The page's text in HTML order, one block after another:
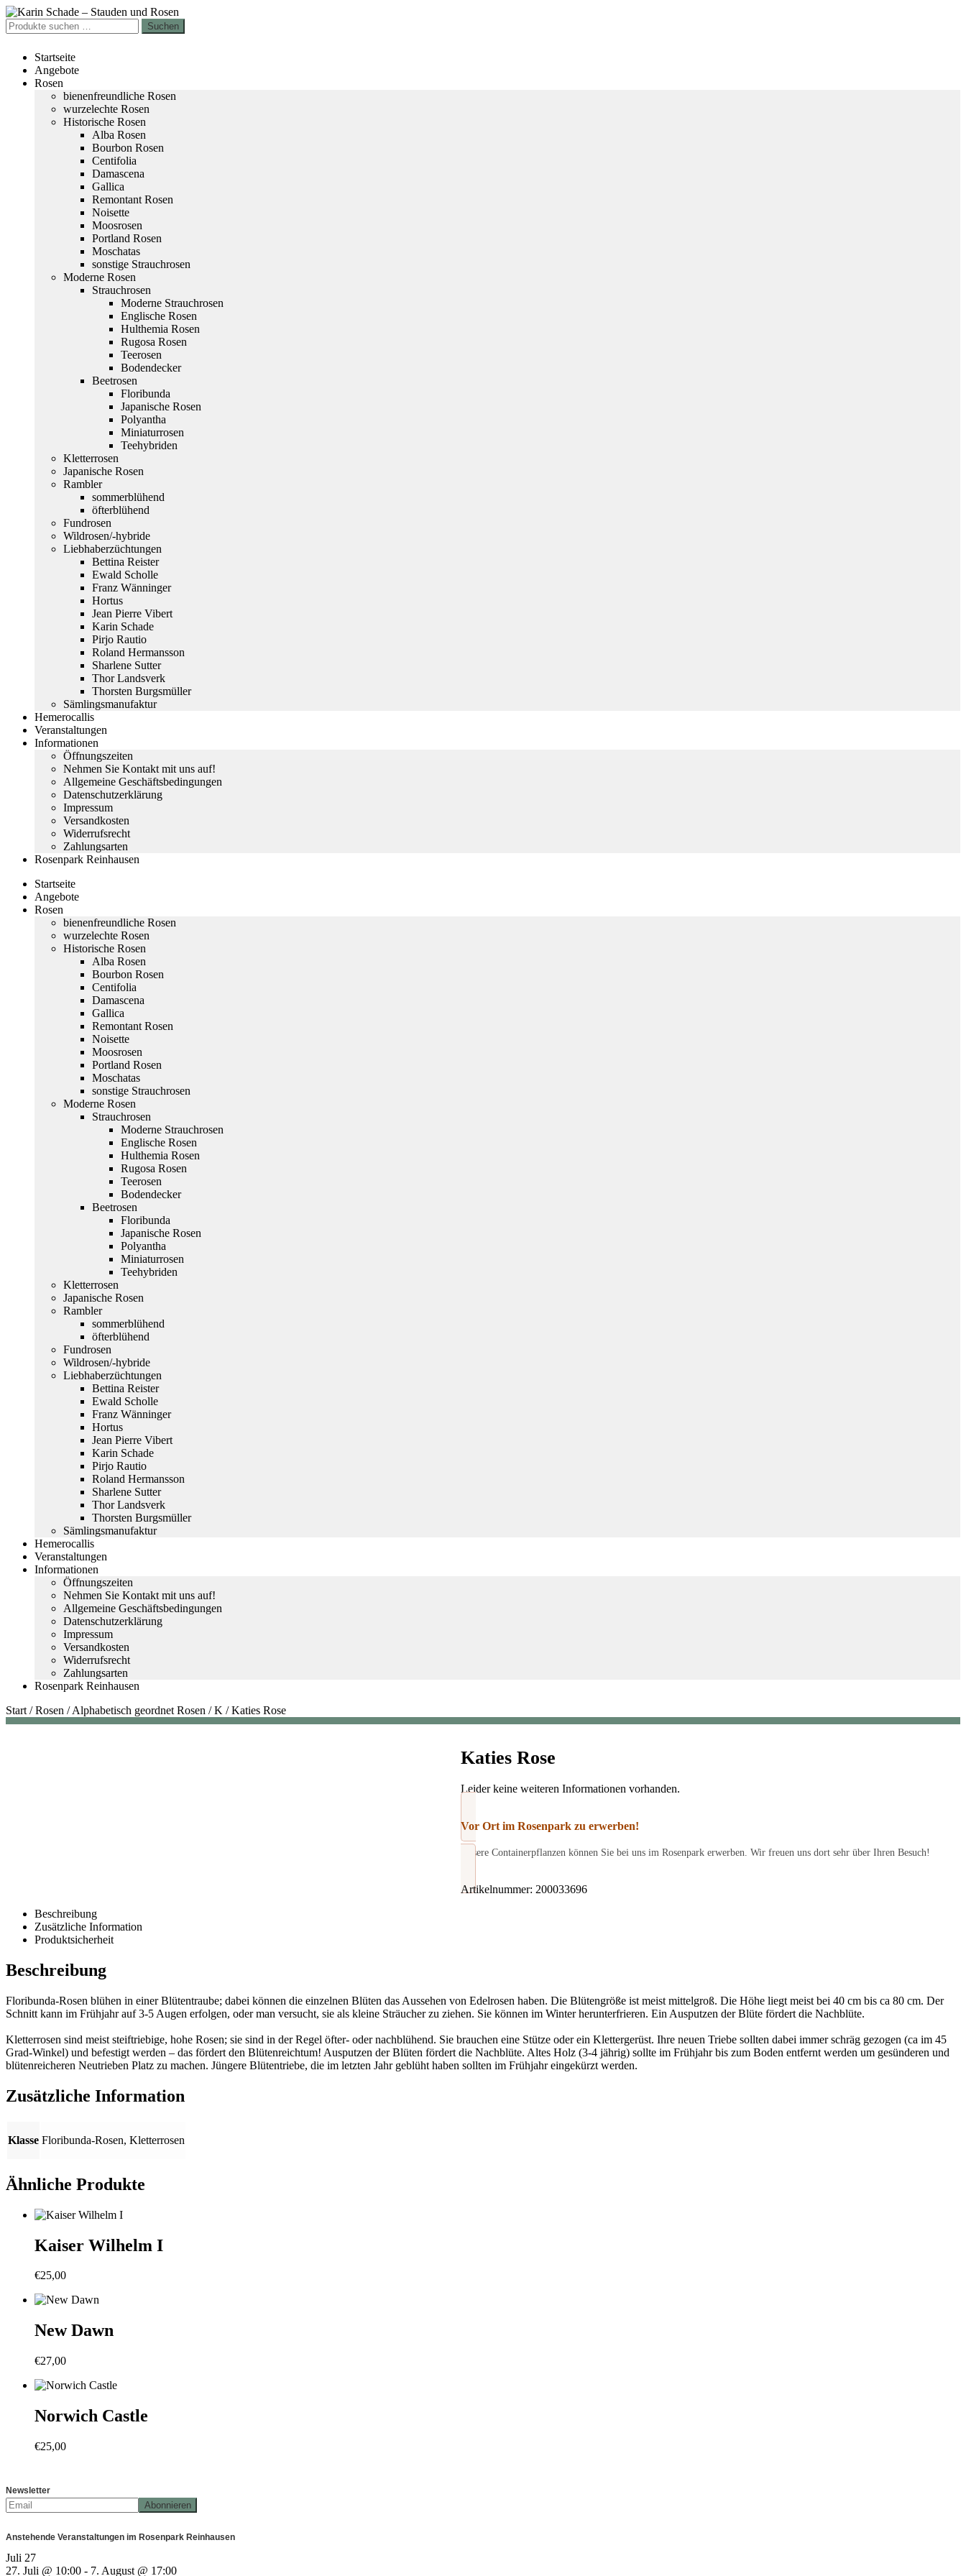
Zur
Navigation
springen
Zum
Inhalt
springen
Suchen
nach:
Suchen
Startseite
Angebote
Rosen
bienenfreundliche Rosen
wurzelechte Rosen
Historische Rosen
Alba Rosen
Bourbon Rosen
Centifolia
Damascena
Gallica
Remontant Rosen
Noisette
Moosrosen
Portland Rosen
Moschatas
sonstige Strauchrosen
Moderne Rosen
Strauchrosen
Moderne Strauchrosen
Englische Rosen
Hulthemia Rosen
Rugosa Rosen
Teerosen
Bodendecker
Beetrosen
Floribunda
Japanische Rosen
Polyantha
Miniaturrosen
Teehybriden
Kletterrosen
Japanische Rosen
Rambler
sommerblühend
öfterblühend
Fundrosen
Wildrosen/-hybride
Liebhaberzüchtungen
Bettina Reister
Ewald Scholle
Franz Wänninger
Hortus
Jean Pierre Vibert
Karin Schade
Pirjo Rautio
Roland Hermansson
Sharlene Sutter
Thor Landsverk
Thorsten Burgsmüller
Sämlingsmanufaktur
Hemerocallis
Veranstaltungen
Informationen
Öffnungszeiten
Nehmen Sie Kontakt mit uns auf!
Allgemeine Geschäftsbedingungen
Datenschutzerklärung
Impressum
Versandkosten
Widerrufsrecht
Zahlungsarten
Rosenpark Reinhausen
Startseite
Angebote
Rosen
bienenfreundliche Rosen
wurzelechte Rosen
Historische Rosen
Alba Rosen
Bourbon Rosen
Centifolia
Damascena
Gallica
Remontant Rosen
Noisette
Moosrosen
Portland Rosen
Moschatas
sonstige Strauchrosen
Moderne Rosen
Strauchrosen
Moderne Strauchrosen
Englische Rosen
Hulthemia Rosen
Rugosa Rosen
Teerosen
Bodendecker
Beetrosen
Floribunda
Japanische Rosen
Polyantha
Miniaturrosen
Teehybriden
Kletterrosen
Japanische Rosen
Rambler
sommerblühend
öfterblühend
Fundrosen
Wildrosen/-hybride
Liebhaberzüchtungen
Bettina Reister
Ewald Scholle
Franz Wänninger
Hortus
Jean Pierre Vibert
Karin Schade
Pirjo Rautio
Roland Hermansson
Sharlene Sutter
Thor Landsverk
Thorsten Burgsmüller
Sämlingsmanufaktur
Hemerocallis
Veranstaltungen
Informationen
Öffnungszeiten
Nehmen Sie Kontakt mit uns auf!
Allgemeine Geschäftsbedingungen
Datenschutzerklärung
Impressum
Versandkosten
Widerrufsrecht
Zahlungsarten
Rosenpark Reinhausen
Start /Rosen /Alphabetisch geordnet Rosen /K /Katies Rose
Katies Rose
Leider keine weiteren Informationen vorhanden.
Vor Ort im Rosenpark zu erwerben!
Unsere Containerpflanzen können Sie bei uns im Rosenpark erwerben. Wir freuen uns dort sehr über Ihren Besuch!
Artikelnummer: 200033696
Beschreibung
Zusätzliche Information
Produktsicherheit
Beschreibung
Floribunda-Rosen blühen in einer Blütentraube; dabei können die einzelnen Blüten das Aussehen von Edelrosen haben. Die Blütengröße ist meist mittelgroß. Die Höhe liegt meist bei 40 cm bis ca 80 cm. Der
Schnitt kann im Frühjahr auf 3-5 Augen erfolgen, oder man versucht, sie als kleine Sträucher zu ziehen. Sie können im Winter herunterfrieren. Ein Ausputzen der Blüte fördert die Nachblüte.
Kletterrosen sind meist steiftriebige, hohe Rosen; sie sind in der Regel öfter- oder nachblühend. Sie brauchen eine Stütze oder ein Klettergerüst. Ihre neuen Triebe sollten dabei immer schräg gezogen (ca im 45
Grad-Winkel) und befestigt werden – das fördert den Blütenreichtum! Ausputzen der Blüten fördert die Nachblüte. Altes Holz (3-4 jährig) sollte im Frühjahr bis zum Boden entfernt werden um gesünderen und
blütenreicheren Neutrieben Platz zu machen. Jüngere Blütentriebe, die im letzten Jahr geblüht haben sollten im Frühjahr eingekürzt werden.
Zusätzliche Information
Klasse Floribunda-Rosen, Kletterrosen
Ähnliche Produkte
Kaiser Wilhelm I
€25,00
New Dawn
€27,00
Norwich Castle
€25,00
Newsletter
Anstehende Veranstaltungen im Rosenpark Reinhausen
Juli 27
27. Juli @ 10:00 - 7. August @ 17:00